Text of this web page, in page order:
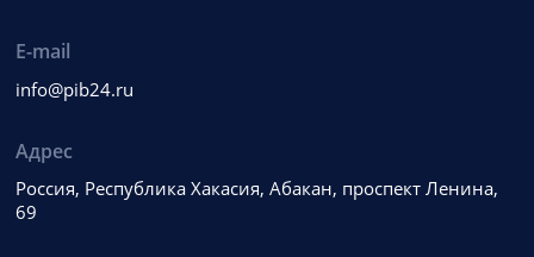
E-mail
info@pib24.ru
Адрес
Россия, Республика Хакасия, Абакан, проспект Ленина,
69